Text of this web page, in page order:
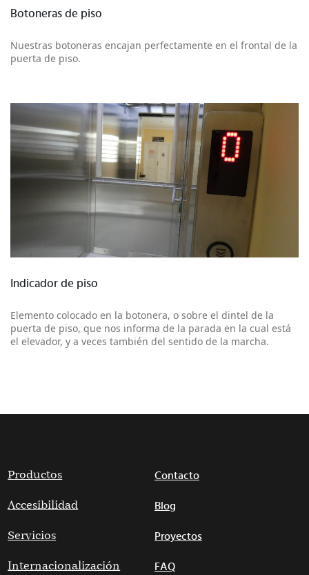
Botoneras de piso
Nuestras botoneras encajan perfectamente en el frontal de la
puerta de piso.
Más información
Indicador de piso
Elemento colocado en la botonera, o sobre el dintel de la
puerta de piso, que nos informa de la parada en la cual está
el elevador, y a veces también del sentido de la marcha.
Productos
Accesibilidad
Servicios
Internacionalización
Contacto
Blog
Proyectos
FAQ